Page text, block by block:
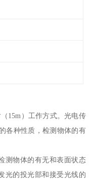
15m）工作方式。光电传
各种性质，检测物体的有
测物体的有无和表面状态
光的投光部和接受光线的